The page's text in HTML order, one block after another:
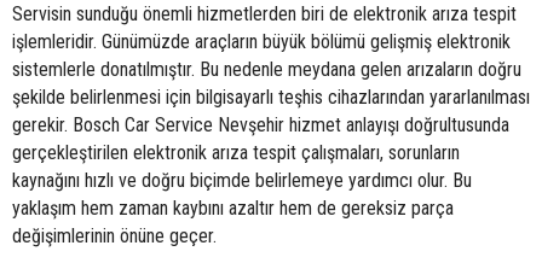
Servisin sunduğu önemli hizmetlerden biri de elektronik arıza tespit
işlemleridir. Günümüzde araçların büyük bölümü gelişmiş elektronik
sistemlerle donatılmıştır. Bu nedenle meydana gelen arızaların doğru
şekilde belirlenmesi için bilgisayarlı teşhis cihazlarından yararlanılması
gerekir. Bosch Car Service Nevşehir hizmet anlayışı doğrultusunda
gerçekleştirilen elektronik arıza tespit çalışmaları, sorunların
kaynağını hızlı ve doğru biçimde belirlemeye yardımcı olur. Bu
yaklaşım hem zaman kaybını azaltır hem de gereksiz parça
değişimlerinin önüne geçer.